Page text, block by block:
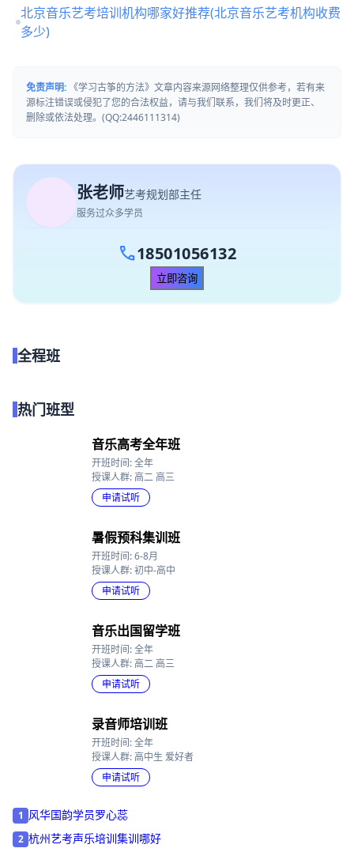
北京音乐艺考培训机构哪家好推荐(北京音乐艺考机构收费
多少)
免责声明:《学习古筝的方法》文章内容来源网络整理仅供参考，若有来
源标注错误或侵犯了您的合法权益，请与我们联系，我们将及时更正、
张老师艺考规划部主任
call 18501056132
立即咨询
音乐高考全年班
开班时间: 全年
授课人群: 高二 高三
暑假预科集训班
开班时间: 6-8月
授课人群: 初中-高中
音乐出国留学班
开班时间: 全年
授课人群: 高二 高三
录音师培训班
开班时间: 全年
授课人群: 高中生 爱好者
1 风华国韵学员罗心蕊